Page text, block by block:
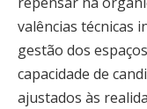
valências técnicas
gestão dos
capacidade de
ajustados às